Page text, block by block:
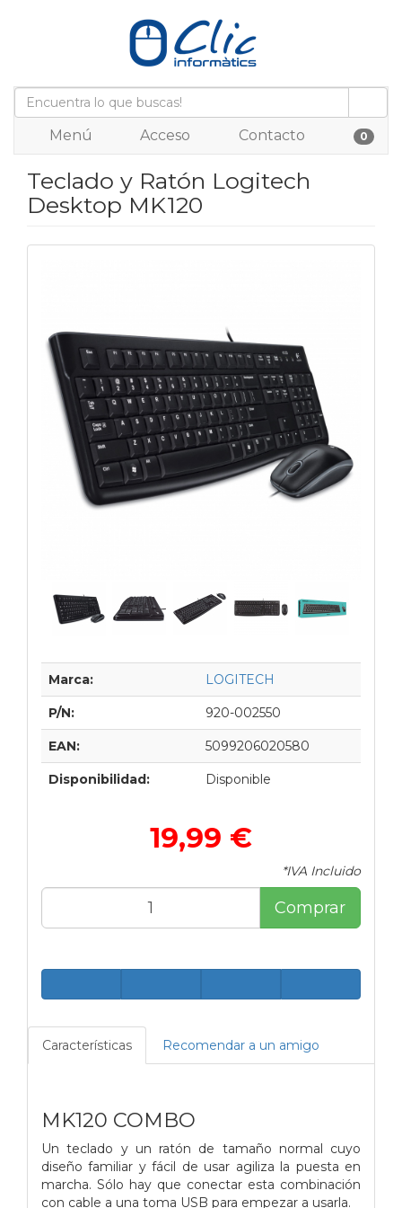
Menú Acceso Contacto 0
Teclado y Ratón Logitech
Desktop MK120
Marca: LOGITECH
P/N: 920-002550
EAN: 5099206020580
Disponibilidad: Disponible
19,99 €
*IVA Incluido
Comprar
Características Recomendar a un amigo
MK120 COMBO
Un teclado y un ratón de tamaño normal cuyo
diseño familiar y fácil de usar agiliza la puesta en
marcha. Sólo hay que conectar esta combinación
con cable a una toma USB para empezar a usarla.